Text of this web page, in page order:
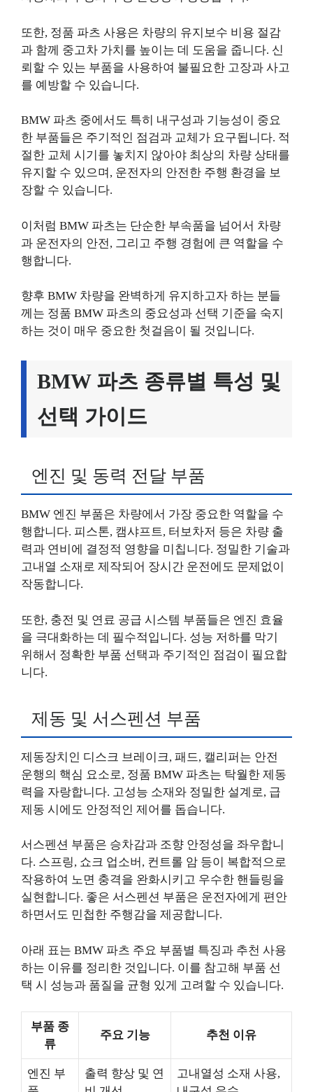
또한, 정품 파츠 사용은 차량의 유지보수 비용 절감
과 함께 중고차 가치를 높이는 데 도움을 줍니다. 신
뢰할 수 있는 부품을 사용하여 불필요한 고장과 사고
를 예방할 수 있습니다.
BMW 파츠 중에서도 특히 내구성과 기능성이 중요
한 부품들은 주기적인 점검과 교체가 요구됩니다. 적
절한 교체 시기를 놓치지 않아야 최상의 차량 상태를
유지할 수 있으며, 운전자의 안전한 주행 환경을 보
장할 수 있습니다.
이처럼 BMW 파츠는 단순한 부속품을 넘어서 차량
과 운전자의 안전, 그리고 주행 경험에 큰 역할을 수
행합니다.
향후 BMW 차량을 완벽하게 유지하고자 하는 분들
께는 정품 BMW 파츠의 중요성과 선택 기준을 숙지
하는 것이 매우 중요한 첫걸음이 될 것입니다.
BMW 파츠 종류별 특성 및
선택 가이드
엔진 및 동력 전달 부품
BMW 엔진 부품은 차량에서 가장 중요한 역할을 수
행합니다. 피스톤, 캠샤프트, 터보차저 등은 차량 출
력과 연비에 결정적 영향을 미칩니다. 정밀한 기술과
고내열 소재로 제작되어 장시간 운전에도 문제없이
작동합니다.
또한, 충전 및 연료 공급 시스템 부품들은 엔진 효율
을 극대화하는 데 필수적입니다. 성능 저하를 막기
위해서 정확한 부품 선택과 주기적인 점검이 필요합
니다.
제동 및 서스펜션 부품
제동장치인 디스크 브레이크, 패드, 캘리퍼는 안전
운행의 핵심 요소로, 정품 BMW 파츠는 탁월한 제동
력을 자랑합니다. 고성능 소재와 정밀한 설계로, 급
제동 시에도 안정적인 제어를 돕습니다.
서스펜션 부품은 승차감과 조향 안정성을 좌우합니
다. 스프링, 쇼크 업소버, 컨트롤 암 등이 복합적으로
작용하여 노면 충격을 완화시키고 우수한 핸들링을
실현합니다. 좋은 서스펜션 부품은 운전자에게 편안
하면서도 민첩한 주행감을 제공합니다.
아래 표는 BMW 파츠 주요 부품별 특징과 추천 사용
하는 이유를 정리한 것입니다. 이를 참고해 부품 선
택 시 성능과 품질을 균형 있게 고려할 수 있습니다.
부품 종
류
주요 기능 추천 이유
엔진 부
출력 향상 및 연
고내열성 소재 사용,